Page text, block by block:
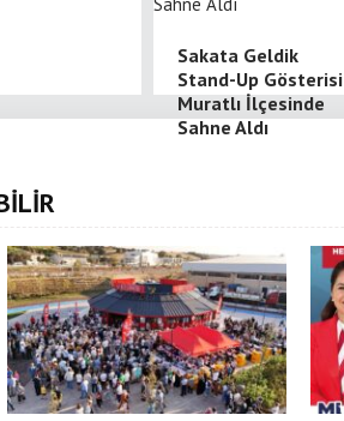
Sakata Geldik
Stand-Up Gösterisi
Muratlı İlçesinde
Sahne Aldı